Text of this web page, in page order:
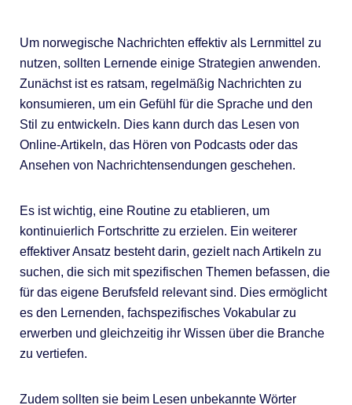
Um norwegische Nachrichten effektiv als Lernmittel zu
nutzen, sollten Lernende einige Strategien anwenden.
Zunächst ist es ratsam, regelmäßig Nachrichten zu
konsumieren, um ein Gefühl für die Sprache und den
Stil zu entwickeln. Dies kann durch das Lesen von
Online-Artikeln, das Hören von Podcasts oder das
Ansehen von Nachrichtensendungen geschehen.
Es ist wichtig, eine Routine zu etablieren, um
kontinuierlich Fortschritte zu erzielen. Ein weiterer
effektiver Ansatz besteht darin, gezielt nach Artikeln zu
suchen, die sich mit spezifischen Themen befassen, die
für das eigene Berufsfeld relevant sind. Dies ermöglicht
es den Lernenden, fachspezifisches Vokabular zu
erwerben und gleichzeitig ihr Wissen über die Branche
zu vertiefen.
Zudem sollten sie beim Lesen unbekannte Wörter